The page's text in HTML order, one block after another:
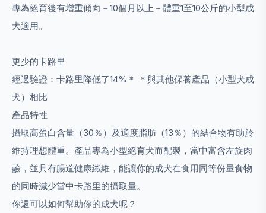
專為絕育後有增重傾向－10個月以上－體重1至10公斤的小型成
犬適用。
更少的卡路里
經過驗證：卡路里降低了14%＊ ＊與其他保養產品（小型犬成
犬）相比
產品特性
攝取高蛋白含量（30％）及適度脂肪（13％）的結合物有助於
維持理想體重。產品專為小型絕育犬而配製，當中富含左旋肉
鹼，並具有腸道健康纖維，能讓你的成犬在食用同等份量食物
的同時減少當中卡路里的攝取量。
你還可以如何幫助你的成犬呢？